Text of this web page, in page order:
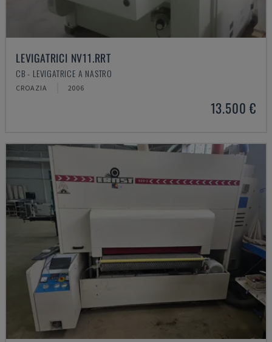
LEVIGATRICI NV11.RRT
CB - LEVIGATRICE A NASTRO
CROAZIA 2006
13.500 €